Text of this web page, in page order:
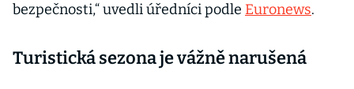
bezpečnosti,“ uvedli úředníci podle Euronews.
Turistická sezona je vážně narušená